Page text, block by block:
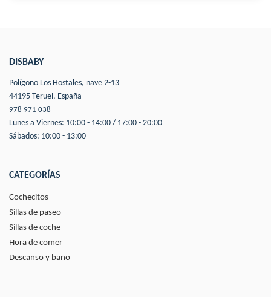
DISBABY
Polígono Los Hostales, nave 2-13
44195 Teruel, España
978 971 038
Lunes a Viernes: 10:00 - 14:00 / 17:00 - 20:00
Sábados: 10:00 - 13:00
CATEGORÍAS
Cochecitos
Sillas de paseo
Sillas de coche
Hora de comer
Descanso y baño